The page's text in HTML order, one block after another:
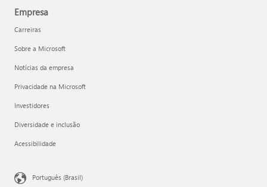
Empresa
Carreiras
Sobre a Microsoft
Notícias da empresa
Privacidade na Microsoft
Investidores
Diversidade e inclusão
Acessibilidade
Português (Brasil)